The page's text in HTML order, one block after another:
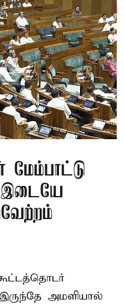
மேம்பாட்டு
இடையே
அமளியால்